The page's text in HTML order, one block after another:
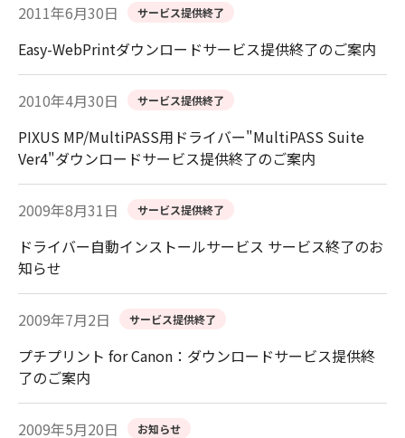
2011年6月30日 サービス提供終了
Easy-WebPrintダウンロードサービス提供終了のご案内
2010年4月30日 サービス提供終了
PIXUS MP/MultiPASS用ドライバー"MultiPASS Suite
Ver4"ダウンロードサービス提供終了のご案内
2009年8月31日 サービス提供終了
ドライバー自動インストールサービス サービス終了のお
知らせ
2009年7月2日 サービス提供終了
プチプリント for Canon：ダウンロードサービス提供終
了のご案内
2009年5月20日 お知らせ